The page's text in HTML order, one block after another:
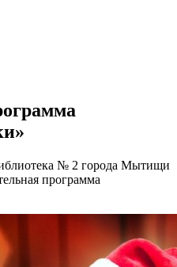
№ 2 города Мытищи
программа